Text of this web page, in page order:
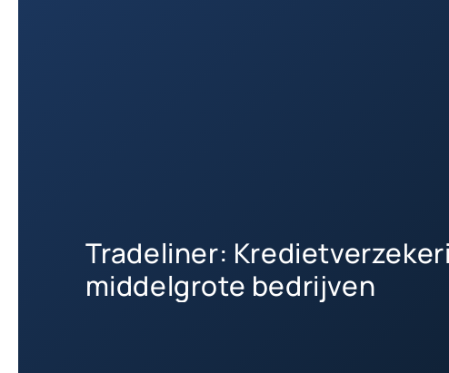
Tradeliner:
middelgrote bedrijven